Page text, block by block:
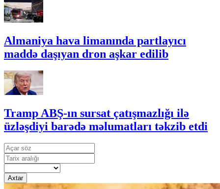
Almaniya hava limanında partlayıcı
maddə daşıyan dron aşkar edilib
Tramp ABŞ-ın sursat çatışmazlığı ilə
üzləşdiyi barədə məlumatları təkzib etdi
Axtar